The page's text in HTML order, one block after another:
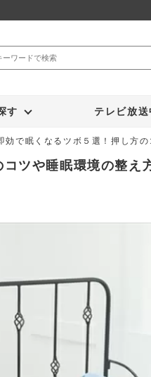
す テレビ放送
効で眠くなるツボ５選！押し方
ツや睡眠環境の整え